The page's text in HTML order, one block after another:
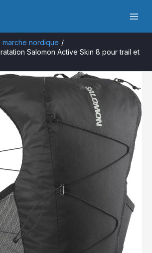
marche nordique
Salomon Active Skin 8 pour trail et